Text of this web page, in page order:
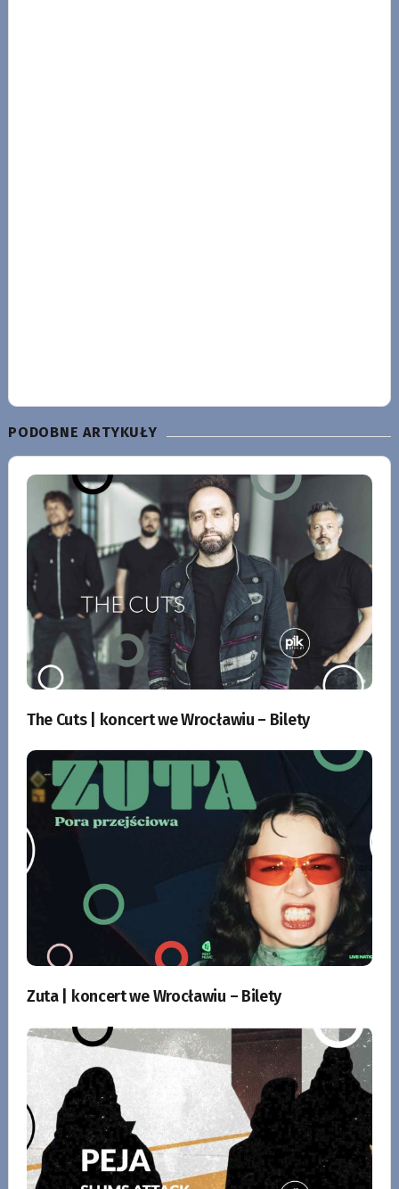
PODOBNE ARTYKUŁY
The Cuts | koncert we Wrocławiu – Bilety
Zuta | koncert we Wrocławiu – Bilety